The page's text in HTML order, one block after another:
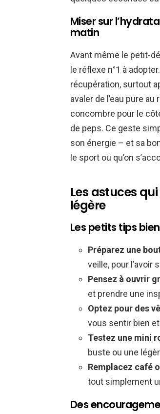
Miser sur
matin
Avant même le petit-
le réflexe n°1 à
récupération, surtout
avaler de l’eau pure
concombre pour le
de peps. Ce geste
son énergie – et sa
le sport ou qu’on
Les astuces
légère
Les petits tips
Préparez une
veille, pour l’avoir
Pensez à ouvrir
et prendre une
Optez pour des
vous sentir bien
Testez une mini
buste ou une
Remplacez café
tout simplement
Des